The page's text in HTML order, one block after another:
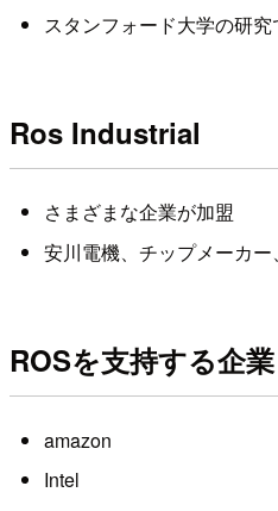
スタンフォード大学の研
Ros Industrial
さまざまな企業が加盟
安川電機、チップメーカ
ROSを支持する企
amazon
Intel